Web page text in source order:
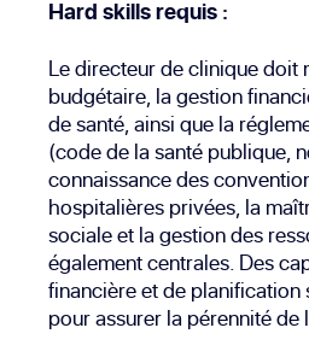
Hard skills requis :
Le directeur de clinique doit
budgétaire, la gestion
de santé, ainsi que la
(code de la santé publique,
connaissance des
hospitalières privées, la
sociale et la gestion des
également centrales. Des
financière et de planification
pour assurer la pérennité de